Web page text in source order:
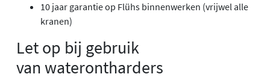
10 jaar garantie op Flühs binnenwerken (vrijwel alle
kranen)
Let op bij gebruik
van waterontharders